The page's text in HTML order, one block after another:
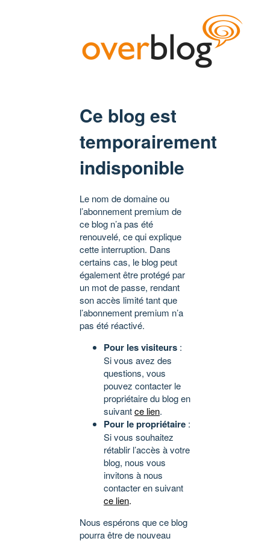
Ce blog est
temporairement
indisponible
Le nom de domaine ou
l’abonnement premium de
ce blog n’a pas été
renouvelé, ce qui explique
cette interruption. Dans
certains cas, le blog peut
également être protégé par
un mot de passe, rendant
son accès limité tant que
l’abonnement premium n’a
pas été réactivé.
Pour les visiteurs :
Si vous avez des
questions, vous
pouvez contacter le
propriétaire du blog en
suivantce lien.
Pour le propriétaire :
Si vous souhaitez
rétablir l’accès à votre
blog, nous vous
invitons à nous
contacter en suivant
ce lien.
Nous espérons que ce blog
pourra être de nouveau